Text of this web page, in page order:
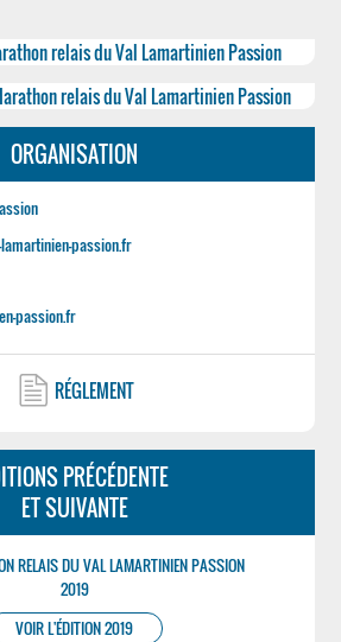
ORGANISATION
passion.fr
passion.fr
RÉGLEMENT
PRÉCÉDENTE
ET SUIVANTE
RELAIS DU VAL LAMARTINIEN PASSION
2019
VOIR L'ÉDITION 2019